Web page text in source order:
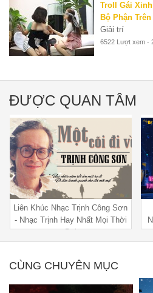
Troll Gái
Bộ Phận
Giải trí
6522 Lượt xem -
ĐƯỢC QUAN TÂM
Liên Khúc Nhạc Trịnh Công Sơn
- Nhạc Trịnh Hay Nhất Mọi Thời
Đại
CÙNG CHUYÊN MỤC